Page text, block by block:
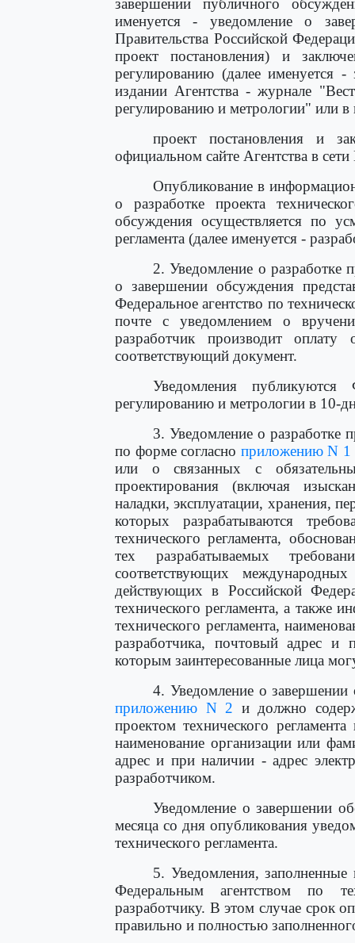
завершении публичного
именуется - уведомление о
Правительства Российской
проект постановления) и
регулированию (далее именуется
издании Агентства - журнале
регулированию и метрологии" или
проект постановления и
официальном сайте Агентства в сети
Опубликование в
о разработке проекта
обсуждения осуществляется по
регламента (далее именуется -
2. Уведомление о разработке
о завершении обсуждения
Федеральное агентство по
почте с уведомлением о
разработчик производит оплату
соответствующий документ.
Уведомления публикуются
регулированию и метрологии в 10-
3. Уведомление о разработке
по форме согласно приложению N 1
или о связанных с
проектирования (включая
наладки, эксплуатации, хранения,
которых разрабатываются
технического регламента,
тех разрабатываемых
соответствующих
действующих в Российской
технического регламента, а также
технического регламента,
разработчика, почтовый адрес
которым заинтересованные лица
4. Уведомление о завершении
приложению N 2 и должно
проектом технического
наименование организации или
адрес и при наличии - адрес
разработчиком.
Уведомление о завершении
месяца со дня опубликования
технического регламента.
5. Уведомления,
Федеральным агентством по
разработчику. В этом случае срок
правильно и полностью